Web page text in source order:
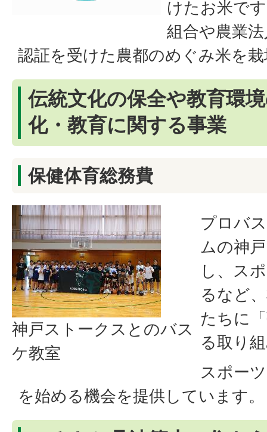
けたお米で
組合や農業
認証を受けた農都のめぐみ米を
伝統文化の保全や教育環
化・教育に関する事業
保健体育総務費
神戸ストークスとのバス
ケ教室
プロバ
ムの神
し、ス
るなど
たちに
る取り
スポー
を始める機会を提供しています。